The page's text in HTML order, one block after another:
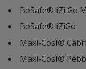
BeSafe® iZi Go
BeSafe® iZiGo
Maxi-Cosi®
Maxi-Cosi®